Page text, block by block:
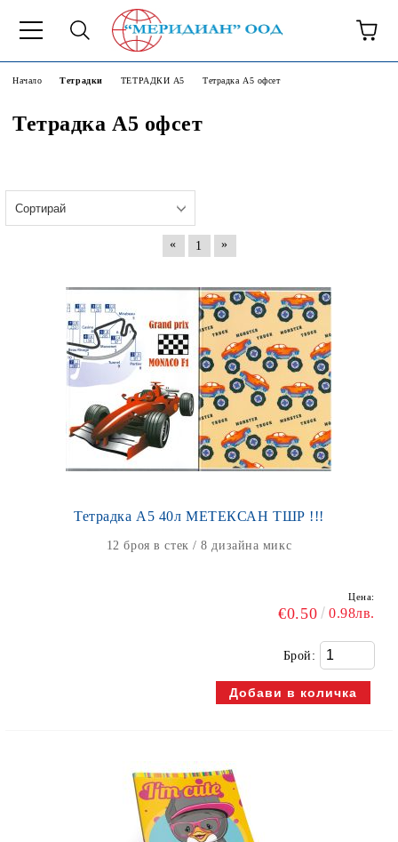
Начало Тетрадки ТЕТРАДКИ А5 Тетрадка А5 офсет
Тетрадка А5 офсет
« 1 »
Тетрадка А5 40л МЕТЕКСАН ТШР !!!
12 броя в стек / 8 дизайна микс
Цена:
€0.50 0.98лв.
Брой: